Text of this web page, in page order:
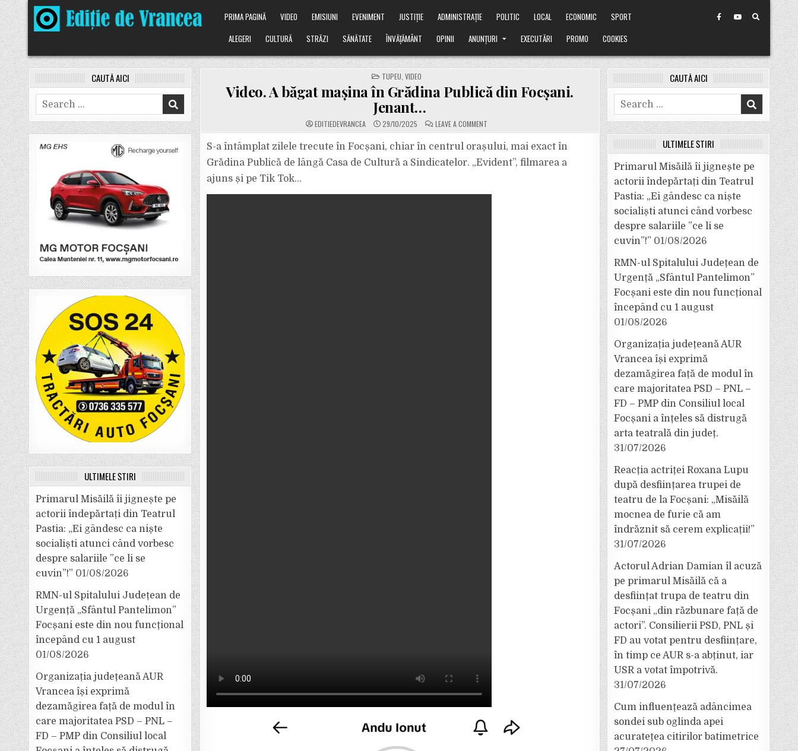
Skip
to
content
PRIMA PAGINĂ VIDEO EMISIUNI EVENIMENT JUSTIȚIE ADMINISTRAȚIE POLITIC LOCAL ECONOMIC
SPORT
ALEGERI
CULTURĂ STRĂZI SĂNĂTATE ÎNVĂȚĂMÂNT OPINII ANUNȚURI EXECUTĂRI PROMO COOKIES
POSTED
IN
TUPEU ,VIDEO
Video. A băgat mașina în Grădina Publică din Focșani.
Jenant…
EDITIEDEVRANCEA 29/10/2025 LEAVE A COMMENT
VIDEO.
BĂGAT
MAȘINA
ÎN
GRĂDINA
JENANT…
S-a întâmplat zilele trecute în Focșani, chiar în centrul orașului, mai exact în
Grădina Publică de lângă Casa de Cultură a Sindicatelor. „Evident”, filmarea a
ajuns și pe Tik Tok…
CAUTĂ AICI
Search
for:
ULTIMELE ȘTIRI
Primarul Misăilă îi jignește pe
actorii îndepărtați din Teatrul
Pastia: „Ei gândesc ca niște
socialiști atunci când vorbesc
despre salariile ”ce li se
cuvin”!” 01/08/2026
RMN-ul Spitalului Județean de
Urgență „Sfântul Pantelimon”
Focșani este din nou funcțional
începând cu 1 august
01/08/2026
Organizația județeană AUR
Vrancea își exprimă
dezamăgirea față de modul în
care majoritatea PSD – PNL –
FD – PMP din Consiliul local
CAUTĂ AICI
Search
for:
ULTIMELE ȘTIRI
Primarul Misăilă îi jignește pe
actorii îndepărtați din Teatrul
Pastia: „Ei gândesc ca niște
socialiști atunci când vorbesc
despre salariile ”ce li se
cuvin”!” 01/08/2026
RMN-ul Spitalului Județean de
Urgență „Sfântul Pantelimon”
Focșani este din nou funcțional
începând cu 1 august
01/08/2026
Organizația județeană AUR
Vrancea își exprimă
dezamăgirea față de modul în
care majoritatea PSD – PNL –
FD – PMP din Consiliul local
Focșani a înțeles să distrugă
arta teatrală din județ.
31/07/2026
Reacția actriței Roxana Lupu
după desființarea trupei de
teatru de la Focșani: „Misăilă
mocnea de furie că am
îndrăznit să cerem explicații!”
31/07/2026
Actorul Adrian Damian îl acuză
pe primarul Misăilă că a
desființat trupa de teatru din
Focșani „din răzbunare față de
actori”. Consilierii PSD, PNL și
FD au votat pentru desființare,
în timp ce AUR s-a abținut, iar
USR a votat împotrivă.
31/07/2026
Cum influențează adâncimea
sondei sub oglinda apei
acuratețea citirilor batimetrice